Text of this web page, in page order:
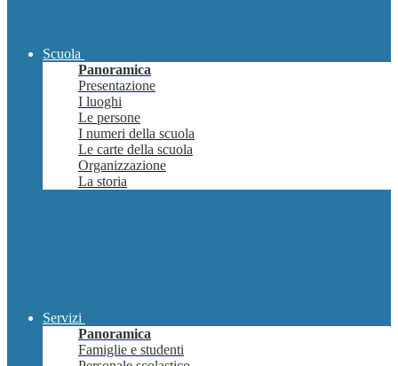
Scuola
Panoramica
Presentazione
I luoghi
Le persone
I numeri della scuola
Le carte della scuola
Organizzazione
La storia
Servizi
Panoramica
Famiglie e studenti